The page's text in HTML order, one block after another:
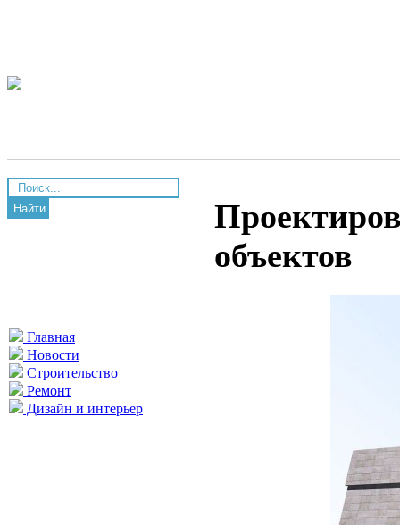
Найти
Главная
Новости
Строительство
Ремонт
Дизайн и интерьер
объектов